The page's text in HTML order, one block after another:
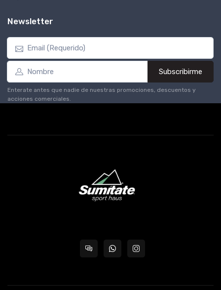
Newsletter
Subscribirme
Enterate antes que nadie de nuestras promociones, descuentos y
acciones comerciales.